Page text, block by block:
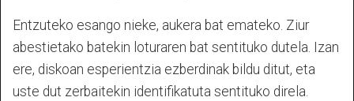
Entzuteko esango nieke, aukera bat emateko. Ziur
abestietako batekin loturaren bat sentituko dutela. Izan
ere, diskoan esperientzia ezberdinak bildu ditut, eta
uste dut zerbaitekin identifikatuta sentituko direla.